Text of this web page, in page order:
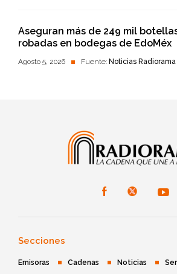
Aseguran más de 249 mil
robadas en bodegas de EdoMéx
Agosto 5, 2026 Fuente: Noticias Radiorama
Secciones
Emisoras Cadenas Noticias